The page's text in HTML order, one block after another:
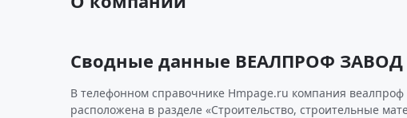
Сводные данные ВЕАЛПРОФ
В телефонном справочнике Hmpage.ru компания веалпроф
расположена в разделе «Строительство, строительные